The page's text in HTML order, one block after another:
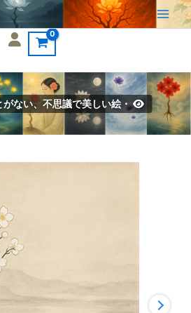
がない、不思議で美しい絵・